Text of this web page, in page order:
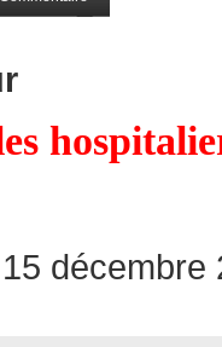
15 décembre